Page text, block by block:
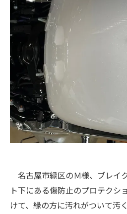
名古屋市緑区のＭ様、ブレイ
ト下にある傷防止のプロテクシ
けて、縁の方に汚れがついて汚